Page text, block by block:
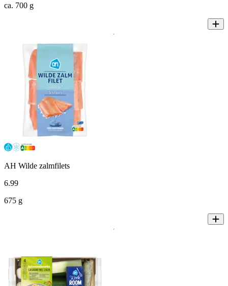
ca. 700 g
AH Wilde zalmfilets
6.99
675 g